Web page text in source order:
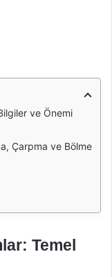
ve Önemi
Çarpma ve Bölme
Temel